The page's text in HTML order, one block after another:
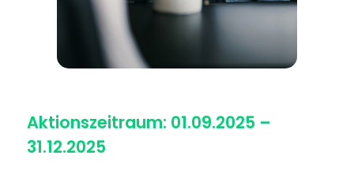
Aktionszeitraum: 01.09.2025 –
31.12.2025